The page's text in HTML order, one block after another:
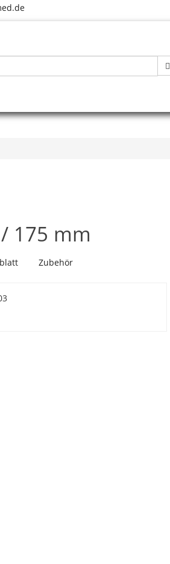
175 mm
Zubehör